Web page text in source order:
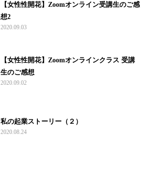
【女性性開花】Zoomオンライン受講生のご感
想2
2020.09.03
【女性性開花】Zoomオンラインクラス 受講
生のご感想
2020.09.02
私の起業ストーリー（２）
2020.08.24